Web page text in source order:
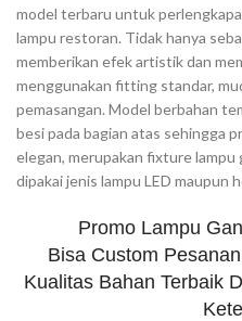
model terbaru untuk
lampu restoran. Tidak hanya
memberikan efek artistik dan
menggunakan fitting standar,
pemasangan. Model berbahan
besi pada bagian atas sehingga
elegan, merupakan fixture
dipakai jenis lampu LED maupun
Promo Lampu
Bisa Custom
Kualitas Bahan Terbaik